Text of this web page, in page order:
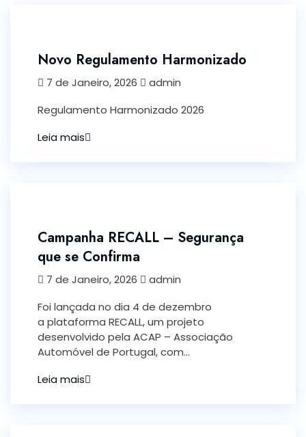
Novo Regulamento Harmonizado
7 de Janeiro, 2026
admin
Regulamento Harmonizado 2026
Leia mais
Campanha RECALL – Segurança
que se Confirma
7 de Janeiro, 2026
admin
Foi lançada no dia 4 de dezembro
a plataforma RECALL, um projeto
desenvolvido pela ACAP – Associação
Automóvel de Portugal, com...
Leia mais